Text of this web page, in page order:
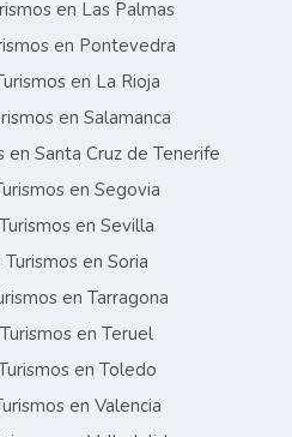
en Las Palmas
en Pontevedra
en La Rioja
en Salamanca
en Santa Cruz de Tenerife
en Segovia
en Sevilla
en Soria
en Tarragona
en Teruel
en Toledo
en Valencia